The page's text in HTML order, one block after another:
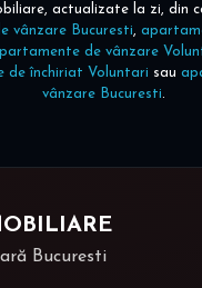
actualizate la zi, din
vânzare Bucuresti,
de vânzare
de închiriat Voluntari sau
vânzare Bucuresti.
Bucuresti